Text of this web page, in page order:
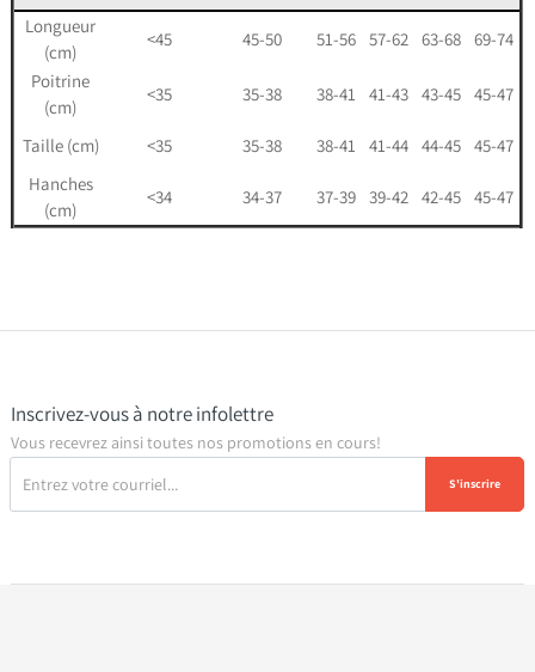
Longueur
(cm)
<45 45-50 51-56 57-62 63-68 69-74
Poitrine
(cm)
<35 35-38 38-41 41-43 43-45 45-47
Taille (cm) <35 35-38 38-41 41-44 44-45 45-47
Hanches
(cm)
<34 34-37 37-39 39-42 42-45 45-47
Inscrivez-vous à notre infolettre
Vous recevrez ainsi toutes nos promotions en cours!
S'inscrire